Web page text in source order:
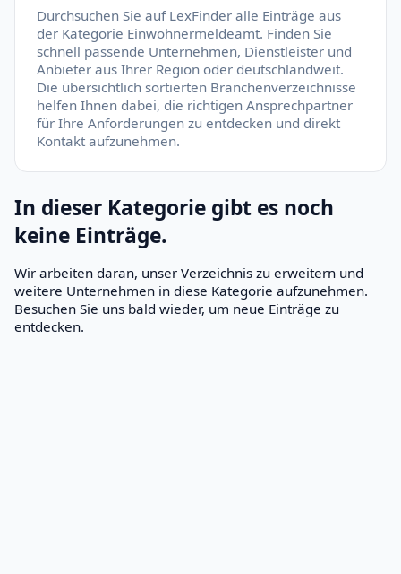
Durchsuchen Sie auf LexFinder alle Einträge aus
der Kategorie Einwohnermeldeamt. Finden Sie
schnell passende Unternehmen, Dienstleister und
Anbieter aus Ihrer Region oder deutschlandweit.
Die übersichtlich sortierten Branchenverzeichnisse
helfen Ihnen dabei, die richtigen Ansprechpartner
für Ihre Anforderungen zu entdecken und direkt
Kontakt aufzunehmen.
In dieser Kategorie gibt es noch
keine Einträge.
Wir arbeiten daran, unser Verzeichnis zu erweitern und
weitere Unternehmen in diese Kategorie aufzunehmen.
Besuchen Sie uns bald wieder, um neue Einträge zu
entdecken.